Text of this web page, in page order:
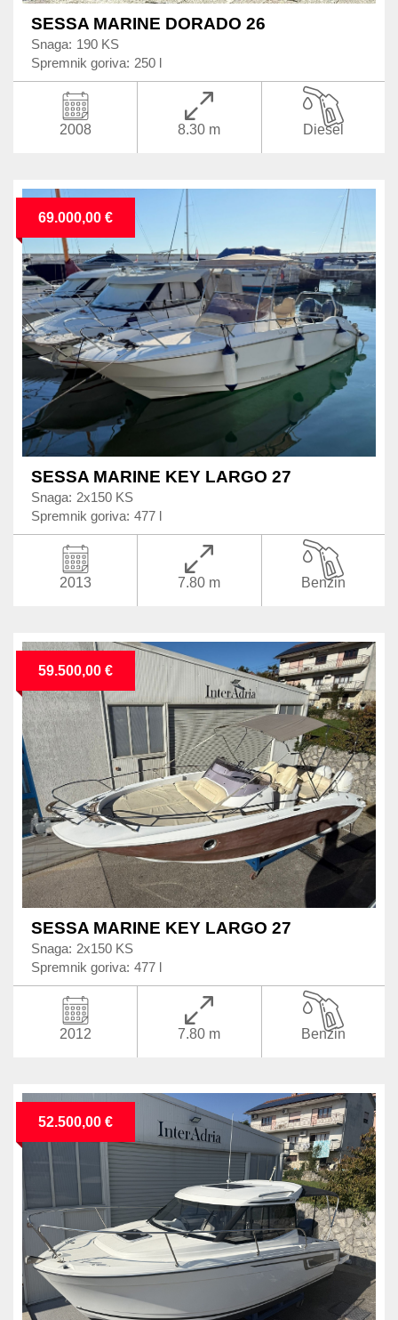
SESSA MARINE DORADO 26
Snaga: 190 KS
Spremnik goriva: 250 l
2008 8.30 m Diesel
69.000,00 €
SESSA MARINE KEY LARGO 27
Snaga: 2x150 KS
Spremnik goriva: 477 l
2013 7.80 m Benzin
59.500,00 €
SESSA MARINE KEY LARGO 27
Snaga: 2x150 KS
Spremnik goriva: 477 l
2012 7.80 m Benzin
52.500,00 €